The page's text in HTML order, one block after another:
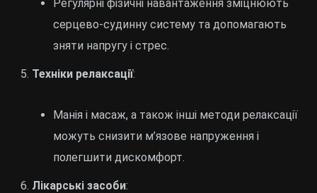
Регулярні фізичні навантаження зміцнюють
серцево-судинну систему та допомагають
зняти напругу і стрес.
Техніки релаксації:
Манія і масаж, а також інші методи релаксації
можуть снизити м’язове напруження і
полегшити дискомфорт.
Лікарські засоби: